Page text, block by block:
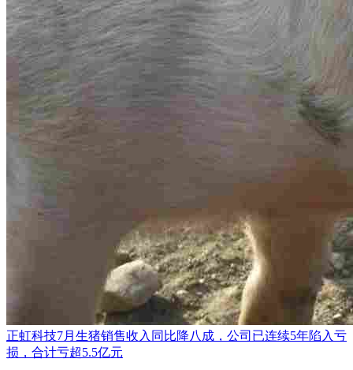
正虹科技7月生猪销售收入同比降八成，公司已连续5年陷入亏
损，合计亏超5.5亿元